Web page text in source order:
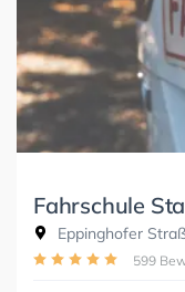
Fahrschule
Eppinghofer
599